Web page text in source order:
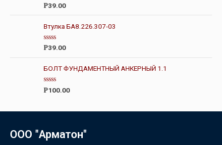
и
з
О
е
н
к
а
и
з
Р39.00
Втулка БА8.226.307-03
О
е
н
к
а
и
Р39.00
БОЛТ ФУНДАМЕНТНЫЙ АНКЕРНЫЙ 1.1
О
и
з
Р100.00
ООО "Арматон"